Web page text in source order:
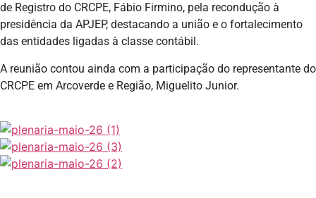
de Registro do CRCPE, Fábio Firmino, pela recondução à
presidência da APJEP, destacando a união e o fortalecimento
das entidades ligadas à classe contábil.
A reunião contou ainda com a participação do representante do
CRCPE em Arcoverde e Região, Miguelito Junior.